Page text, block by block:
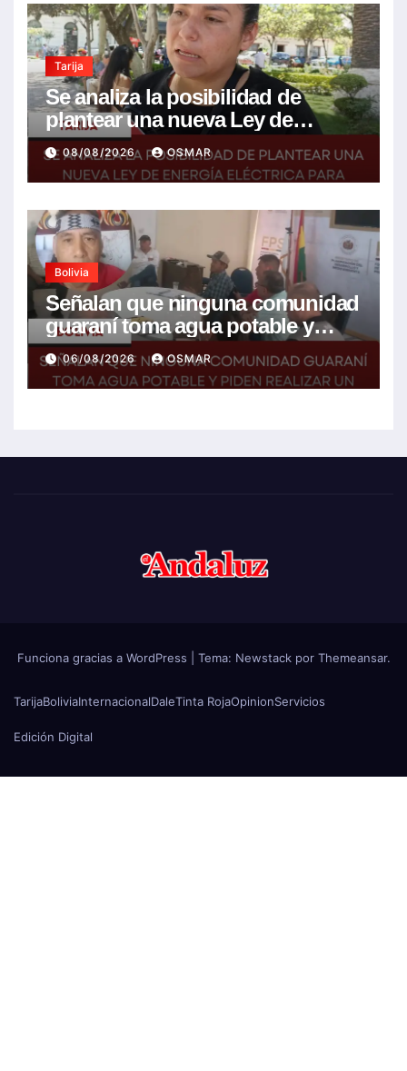
Tarija
Se analiza la posibilidad de
plantear una nueva Ley de
energía eléctrica para incluir la
tarifa solidaria
08/08/2026 OSMAR
Bolivia
Señalan que ninguna comunidad
guaraní toma agua potable y
piden realizar un Foro para
resolver la problemática
06/08/2026 OSMAR
Funciona gracias a WordPress Tema: Newstackpor Themeansar.
TarijaBoliviaInternacionalDaleTinta RojaOpinionServicios
Edición Digital